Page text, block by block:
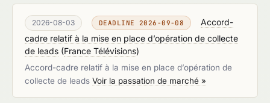
2026-08-03 DEADLINE 2026-09-08
Accord-
cadre relatif à la mise en place d’opération de collecte
de leads (France Télévisions)
Accord-cadre relatif à la mise en place d’opération de
collecte de leads Voir la passation de marché »